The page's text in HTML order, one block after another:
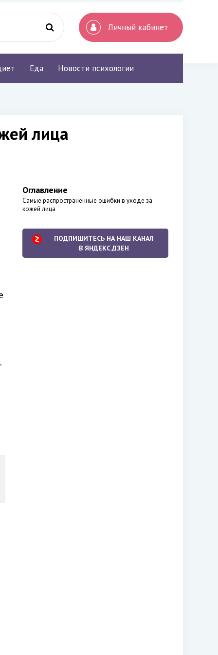
Личный кабинет
Еда Новости психологии
лица
Оглавление
Самые распространенные ошибки в уходе за
кожей лица
ПОДПИШИТЕСЬ НА НАШ КАНАЛ
В ЯНДЕКС.ДЗЕН